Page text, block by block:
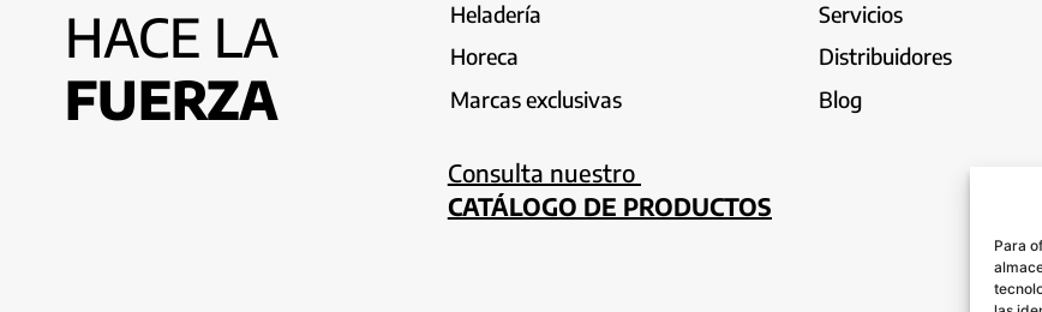
Para
HACE LA
FUERZA
Heladería
Horeca
Marcas exclusivas
Servicios
Distribuidores
Blog
Consulta nuestro
CATÁLOGO DE PRODUCTOS